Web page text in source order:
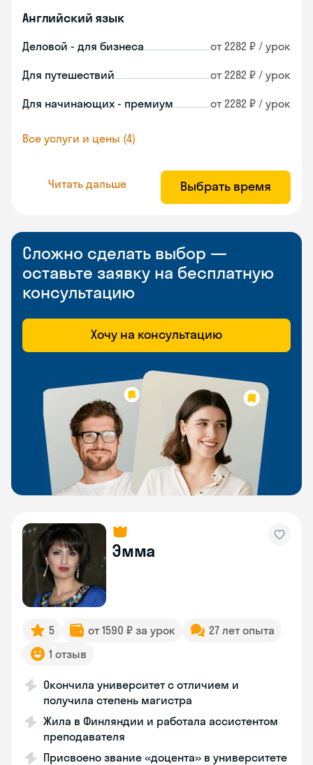
Английский язык
Деловой - для бизнеса от 2282 ₽ / урок
Для путешествий от 2282 ₽ / урок
Для начинающих - премиум от 2282 ₽ / урок
Все услуги и цены (4)
Читать дальше Выбрать время
Сложно сделать выбор —
оставьте заявку на бесплатную
консультацию
Хочу на консультацию
Эмма
5 от 1590 ₽ за урок
27 лет опыта
1 отзыв
Окончила университет с отличием и
получила степень магистра
Жила в Финляндии и работала ассистентом
преподавателя
Присвоено звание «доцента» в университете